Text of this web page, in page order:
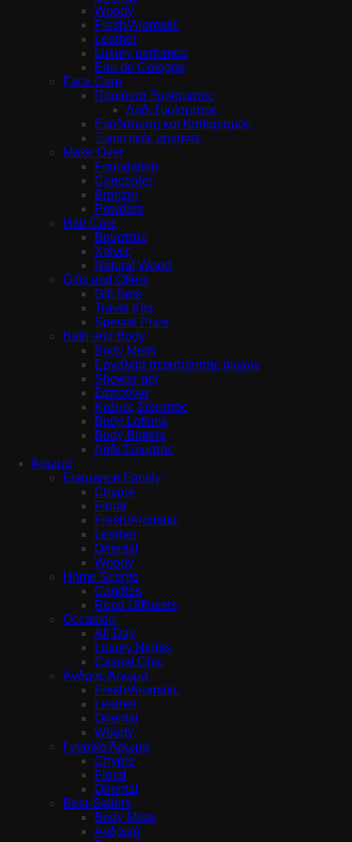
Woody
Fresh/Aromatic
Leather
Luxury perfumes
Eau de Cologne
Face Care
Προϊόντα Ξυρίσματος
Λάδι ξυρίσματος
Ενυδάτωση και Καθαρισμός
Ξυριστικές μηχανές
Make Over
Foundation
Concealer
Bronzer
Powders
Hair Care
Βούρτσες
Χτένες
Natural Wood
Gifts and Offers
Gift Sets
Travel Kits
Special Price
Bath and Body
Body Mists
Εργαλεία περιποίησης άκρων
Shower gel
Σαπούνια
Κρέμες Σώματος
Body Lotions
Body Butters
Λάδι Σώματος
Άρωμα
Fragrance Family
Chypre
Floral
Fresh/Aromatic
Leather
Oriental
Woody
Home Scents
Candles
Reed Diffusers
Occasion
All Day
Luxury Nights
Casual Chic
Άνδρας Άρωμα
Fresh/Aromatic
Leather
Oriental
Woody
Γυναίκα Άρωμα
Chypre
Floral
Oriental
Best-Sellers
Body Mists
Ανδρικά